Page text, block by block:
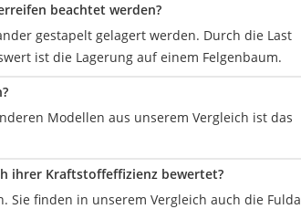
beachtet werden?
gestapelt gelagert werden. Durch die Last
ist die Lagerung auf einem Felgenbaum.
Modellen aus unserem Vergleich ist das
ihrer Kraftstoffeffizienz bewertet?
Sie finden in unserem Vergleich auch die Fulda